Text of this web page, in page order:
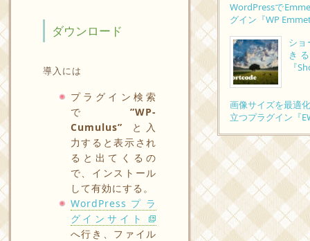
ダウンロード
導入には
プラグイン検索
で
”WP-
Cumulus”
と入
力すると表示され
ると出てくるの
で、インストール
して有効にする。
WordPressプラ
グインサイト
へ行き、ファイル
WordPressで
グイン『WP
シ
き
『
画像サイズを最適
立つプラグイン『